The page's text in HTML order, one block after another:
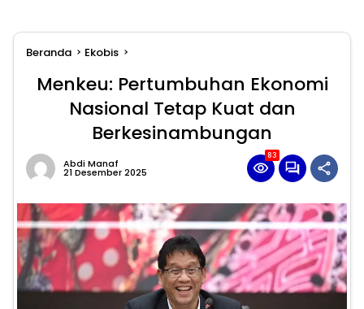
Beranda Ekobis
Menkeu: Pertumbuhan Ekonomi
Nasional Tetap Kuat dan
Berkesinambungan
Abdi Manaf
21 Desember 2025
83